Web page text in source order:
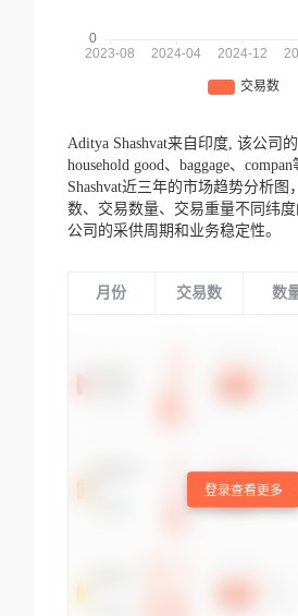
Aditya Shashvat来自印度, 该公司
household good、baggage、compan
Shashvat近三年的市场趋势分析图
数、交易数量、交易重量不同纬
公司的采供周期和业务稳定性。
月份 交易数 数
登录查看更多